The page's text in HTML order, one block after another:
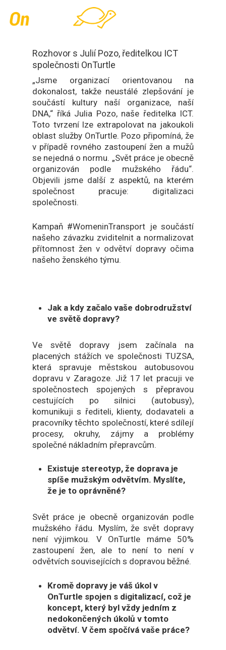
main
Rozhovor s Julií Pozo, ředitelkou ICT
společnosti OnTurtle
„Jsme organizací orientovanou na
dokonalost, takže neustálé zlepšování je
součástí kultury naší organizace, naší
DNA,“ říká Julia Pozo, naše ředitelka ICT.
Toto tvrzení lze extrapolovat na jakoukoli
oblast služby OnTurtle. Pozo připomíná, že
v případě rovného zastoupení žen a mužů
se nejedná o normu. „Svět práce je obecně
organizován podle mužského řádu“.
Objevili jsme další z aspektů, na kterém
společnost pracuje: digitalizaci
společnosti.
Kampaň #WomeninTransport je součástí
našeho závazku zviditelnit a normalizovat
přítomnost žen v odvětví dopravy očima
našeho ženského týmu.
Jak a kdy začalo vaše dobrodružství
ve světě dopravy?
Ve světě dopravy jsem začínala na
placených stážích ve společnosti TUZSA,
která spravuje městskou autobusovou
dopravu v Zaragoze. Již 17 let pracuji ve
společnostech spojených s přepravou
cestujících po silnici (autobusy),
komunikuji s řediteli, klienty, dodavateli a
pracovníky těchto společností, které sdílejí
procesy, okruhy, zájmy a problémy
společné nákladním přepravcům.
Existuje stereotyp, že doprava je
spíše mužským odvětvím. Myslíte,
že je to oprávněné?
Svět práce je obecně organizován podle
mužského řádu. Myslím, že svět dopravy
není výjimkou. V OnTurtle máme 50%
zastoupení žen, ale to není to není v
odvětvích souvisejících s dopravou běžné.
Kromě dopravy je váš úkol v
OnTurtle spojen s digitalizací, což je
koncept, který byl vždy jedním z
nedokončených úkolů v tomto
odvětví. V čem spočívá vaše práce?